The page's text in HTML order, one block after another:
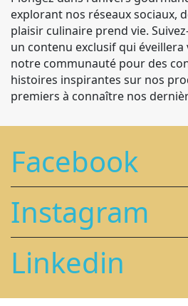
explorant nos réseaux sociaux,
plaisir culinaire prend vie.
un contenu exclusif qui éveillera
notre communauté pour des
histoires inspirantes sur nos
premiers à connaître nos
Facebook
Instagram
Linkedin